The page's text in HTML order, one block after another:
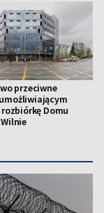
przeciwne
rozbiórkę Domu